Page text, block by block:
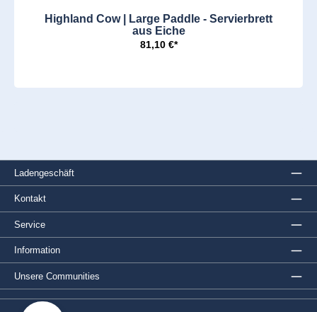
Highland Cow | Large Paddle - Servierbrett
aus Eiche
81,10 €*
Ladengeschäft
Service
Information
Kontakt
Unsere Communities